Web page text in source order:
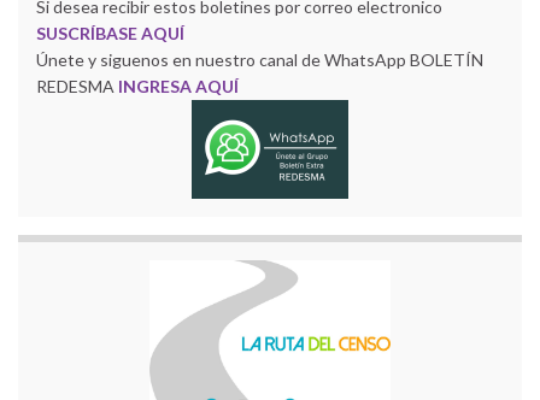
Si desea recibir estos boletines por correo electronico
SUSCRÍBASE AQUÍ
Únete y siguenos en nuestro canal de WhatsApp BOLETÍN
REDESMA INGRESA AQUÍ